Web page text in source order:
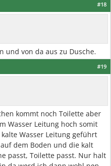
#18
und von da aus zu Dusche.
#19
kommt noch Toilette aber
Wasser Leitung hoch somit
Wasser Leitung geführt
dem Boden und die kalt
passt, Toilette passt. Nur halt